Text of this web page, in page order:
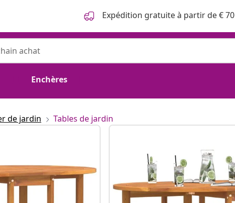
Expédition gratuite à partir de € 70
Enchères
de jardin Tables de jardin